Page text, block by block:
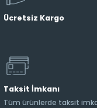
Ücretsiz Kargo
Taksit İmkanı
Tüm ürünlerde taksit